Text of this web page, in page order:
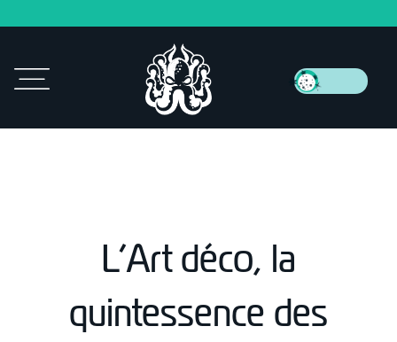
L’Art déco, la
quintessence des